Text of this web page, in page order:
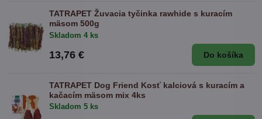
TATRAPET Žuvacia tyčinka rawhide s kuracím
mäsom 500g
Skladom 4 ks
13,76 € Do košíka
TATRAPET Dog Friend Kosť kalciová s kuracím a
kačacím mäsom mix 4ks
Skladom 5 ks